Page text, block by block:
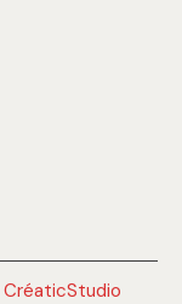
CréaticStudio